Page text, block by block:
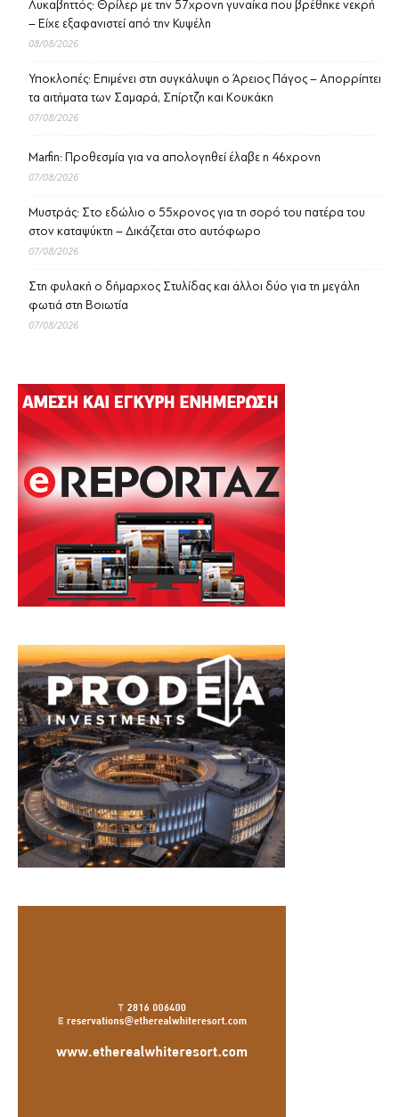
Λυκαβηττός: Θρίλερ με την 57χρονη γυναίκα που βρέθηκε νεκρή
– Είχε εξαφανιστεί από την Κυψέλη
08/08/2026
Υποκλοπές: Επιμένει στη συγκάλυψη ο Άρειος Πάγος – Απορρίπτει
τα αιτήματα των Σαμαρά, Σπίρτζη και Κουκάκη
07/08/2026
Marfin: Προθεσμία για να απολογηθεί έλαβε η 46χρονη
07/08/2026
Μυστράς: Στο εδώλιο ο 55χρονος για τη σορό του πατέρα του
στον καταψύκτη – Δικάζεται στο αυτόφωρο
07/08/2026
Στη φυλακή ο δήμαρχος Στυλίδας και άλλοι δύο για τη μεγάλη
φωτιά στη Βοιωτία
07/08/2026